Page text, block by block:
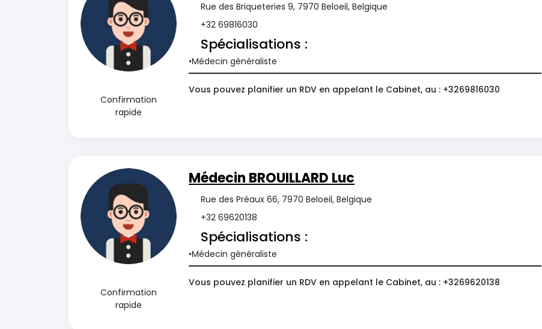
Confirmation
rapide
Rue des Briqueteries 9, 7970 Beloeil, Belgique
+32 69816030
Spécialisations :
Médecin généraliste
Vous pouvez planifier un RDV en appelant le Cabinet, au : +3269816030
Confirmation
rapide
Médecin BROUILLARD Luc
Rue des Préaux 66, 7970 Beloeil, Belgique
+32 69620138
Spécialisations :
Médecin généraliste
Vous pouvez planifier un RDV en appelant le Cabinet, au : +3269620138